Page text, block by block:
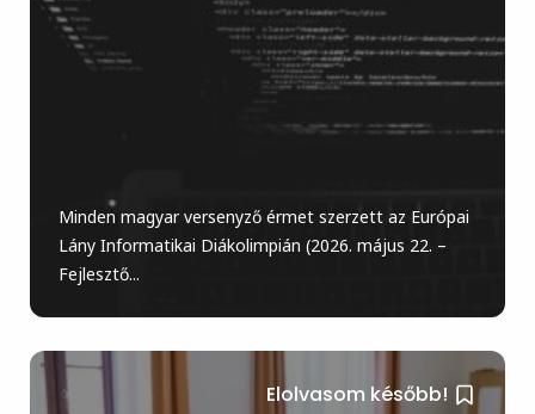
Minden magyar versenyző érmet szerzett az Európai
Lány Informatikai Diákolimpián (2026. május 22. –
Fejlesztő...
Elolvasom később!